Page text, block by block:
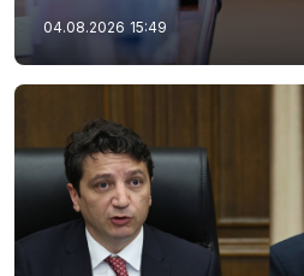
04.08.2026 15:49